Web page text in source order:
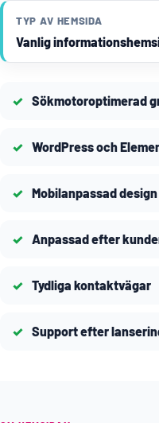
TYP AV HEMSIDA
Vanlig
Sökmotoroptimerad
WordPress och
Mobilanpassad design
Anpassad efter
Tydliga kontaktvägar
Support efter